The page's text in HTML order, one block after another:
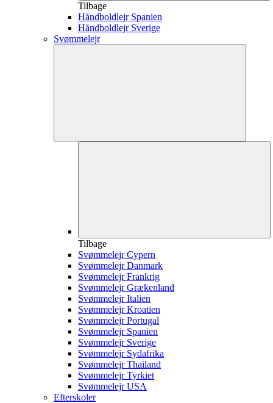
Tilbage
Håndboldlejr Spanien
Håndboldlejr Sverige
Svømmelejr
Tilbage
Svømmelejr Cypern
Svømmelejr Danmark
Svømmelejr Frankrig
Svømmelejr Grækenland
Svømmelejr Italien
Svømmelejr Kroatien
Svømmelejr Portugal
Svømmelejr Spanien
Svømmelejr Sverige
Svømmelejr Sydafrika
Svømmelejr Thailand
Svømmelejr Tyrkiet
Svømmelejr USA
Efterskoler